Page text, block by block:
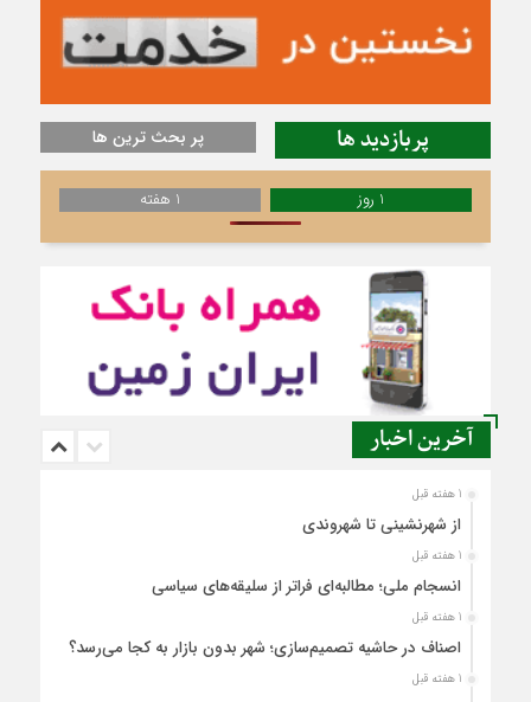
پربازدید ها پر بحث ترین ها
1 روز 1 هفته
آخرین اخبار
1 هفته قبل
از شهرنشینی تا شهروندی
1 هفته قبل
انسجام ملی؛ مطالبه‌ای فراتر از سلیقه‌های سیاسی
1 هفته قبل
اصناف در حاشیه تصمیم‌سازی؛ شهر بدون بازار به کجا می‌رسد؟
1 هفته قبل